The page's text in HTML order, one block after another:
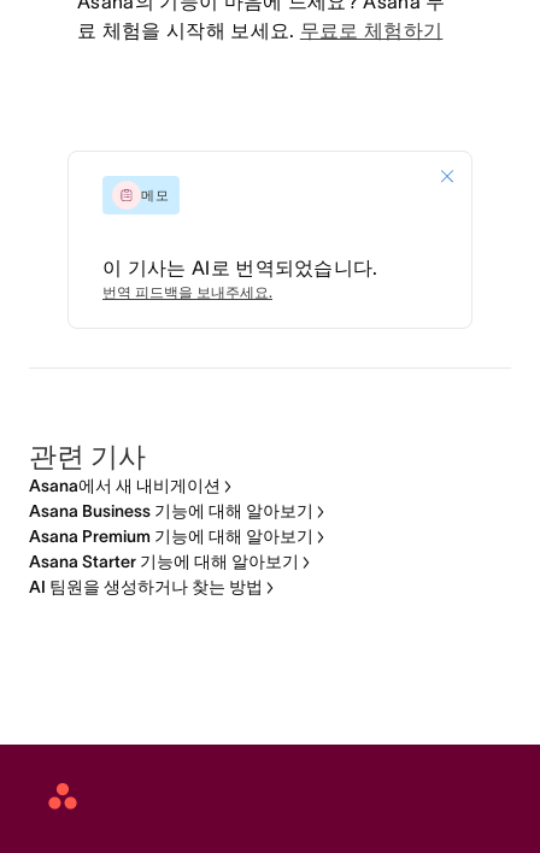
료 체험을 시작해 보세요. 무료로 체험하기
메모
이 기사는 AI로 번역되었습니다.
번역 피드백을 보내주세요.
관련 기사
Asana에서 새 내비게이션
Asana Business 기능에 대해 알아보기
Asana Premium 기능에 대해 알아보기
Asana Starter 기능에 대해 알아보기
AI 팀원을 생성하거나 찾는 방법
Asana